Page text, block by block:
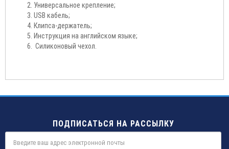
Универсальное крепление;
USB кабель;
Клипса-держатель;
Инструкция на английском языке;
Силиконовый чехол.
ПОДПИСАТЬСЯ НА РАССЫЛКУ